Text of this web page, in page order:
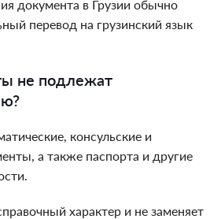
документа в Грузии обычно
перевод на грузинский язык
не подлежат
консульские и
а также паспорта и другие
характер и не заменяет